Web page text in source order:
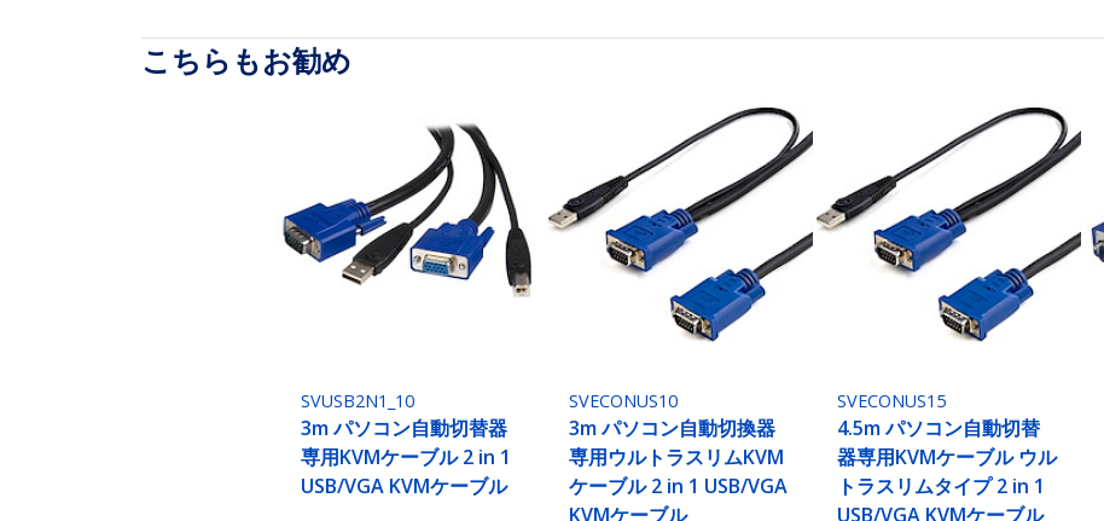
こちらもお勧め
SVUSB2N1_10
3m パソコン自動切替器
専用KVMケーブル 2 in 1
USB/VGA KVMケーブル
SVECONUS10
3m パソコン自動切換器
専用ウルトラスリムKVM
ケーブル 2 in 1 USB/VGA
KVMケーブル
SVECONUS15
4.5m パソコン自動切替
器専用KVMケーブル ウル
トラスリムタイプ 2 in 1
USB/VGA KVMケーブル